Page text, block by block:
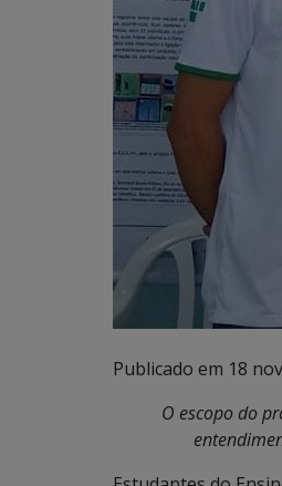
Publicado em 18
O escopo do